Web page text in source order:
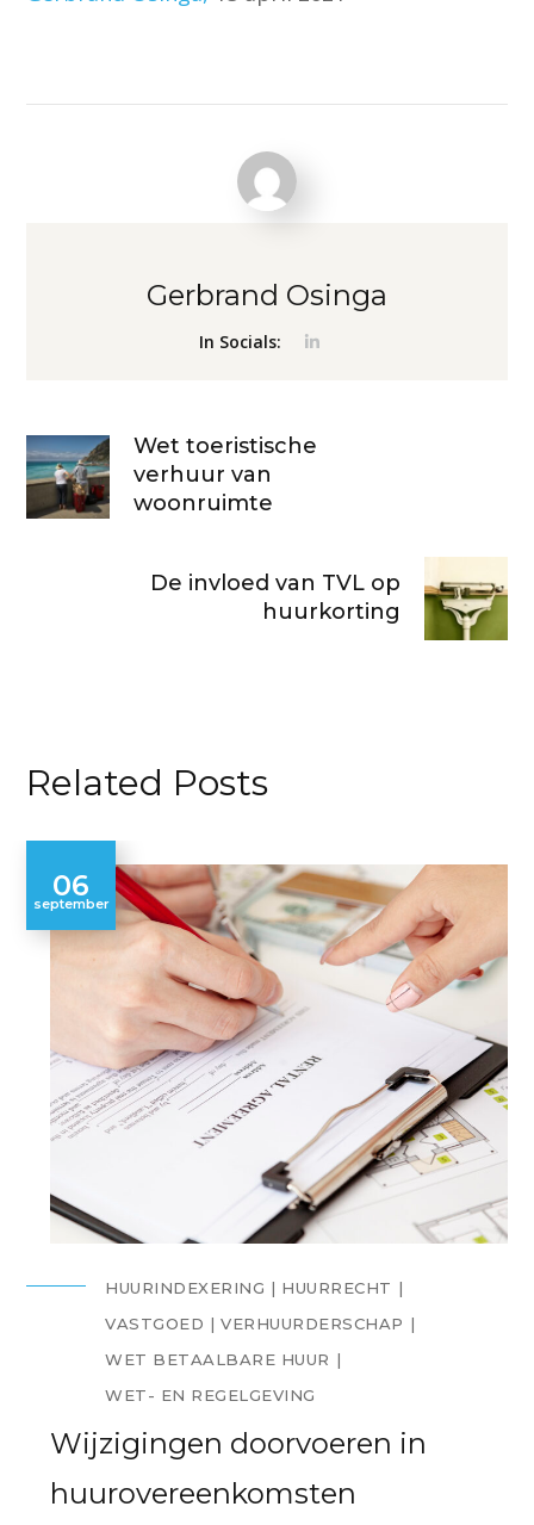
Gerbrand Osinga
In Socials:
Wet toeristische
verhuur van
woonruimte
De invloed van TVL op
huurkorting
Related Posts
06
september
HUURINDEXERING
HUURRECHT
VASTGOED
VERHUURDERSCHAP
WET BETAALBARE HUUR
WET- EN REGELGEVING
Wijzigingen doorvoeren in
huurovereenkomsten